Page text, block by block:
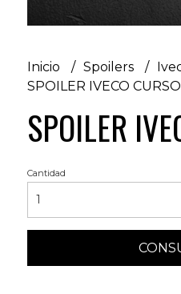
Inicio Spoilers
SPOILER IVECO
SPOILER
Cantidad